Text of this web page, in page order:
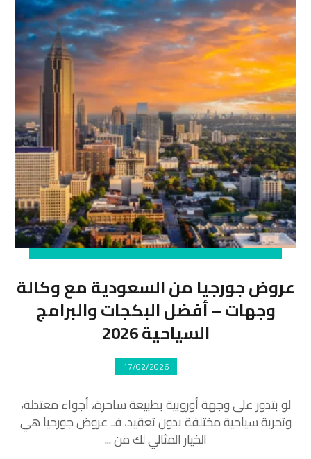
عروض جورجيا من السعودية مع وكالة
وجهات – أفضل البكجات والبرامج
السياحية 2026
17/02/2026
لو بتدور على وجهة أوروبية بطبيعة ساحرة، أجواء معتدلة،
وتجربة سياحية مختلفة بدون تعقيد، فـ عروض جورجيا هي
الخيار المثالي لك من ...